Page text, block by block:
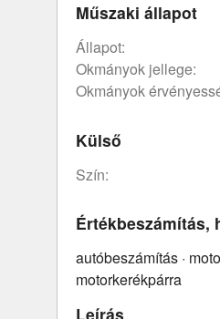
Műszaki állapot
állapot:
okmányok jellege:
okmányok
Külső
szín:
Értékbeszámítás,
autóbeszámítás ·
motorkerékpárra
Leírás